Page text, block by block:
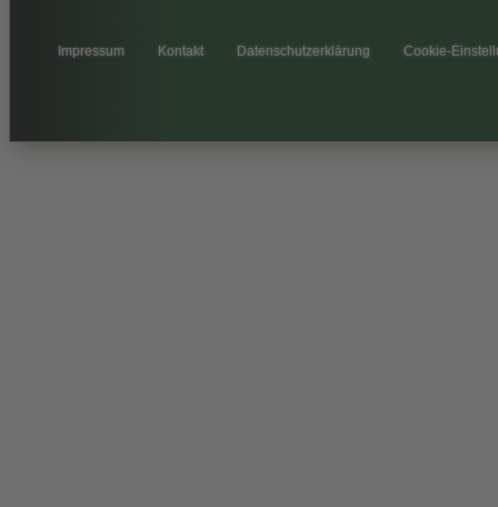
Impressum Kontakt Datenschutzerklärung Cookie-